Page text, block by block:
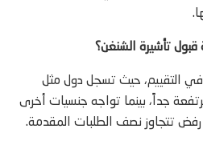
تأشيرة الشنغن؟
في التقييم، حيث تسجل دول مثل
جداً، بينما تواجه جنسيات أخرى
تتجاوز نصف الطلبات المقدمة.